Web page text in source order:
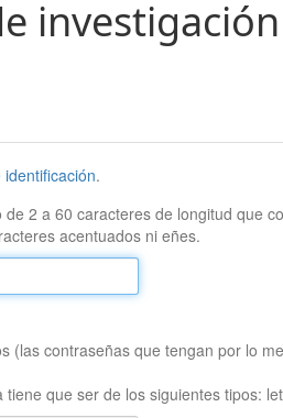
.
2 a 60 caracteres de longitud que
acentuados ni eñes.
(las contraseñas que tengan por lo
que ser de los siguientes tipos: